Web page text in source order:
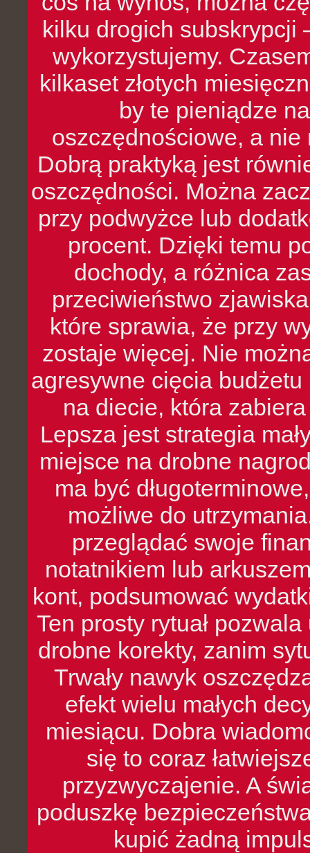
kilku drogich subskrypcji
wykorzystujemy.
kilkaset złotych
by te pieniądze
oszczędnościowe, a nie
Dobrą praktyką jest
oszczędności. Można
przy podwyżce lub
procent. Dzięki temu
dochody, a różnica
przeciwieństwo
które sprawia, że przy
zostaje więcej. Nie
agresywne cięcia
na diecie, która
Lepsza jest strategia
miejsce na drobne
ma być
możliwe do
przeglądać swoje
notatnikiem lub
kont, podsumować
Ten prosty rytuał
drobne korekty, zanim
Trwały nawyk
efekt wielu małych
miesiącu. Dobra
się to coraz
przyzwyczajenie. A
poduszkę
kupić żadną